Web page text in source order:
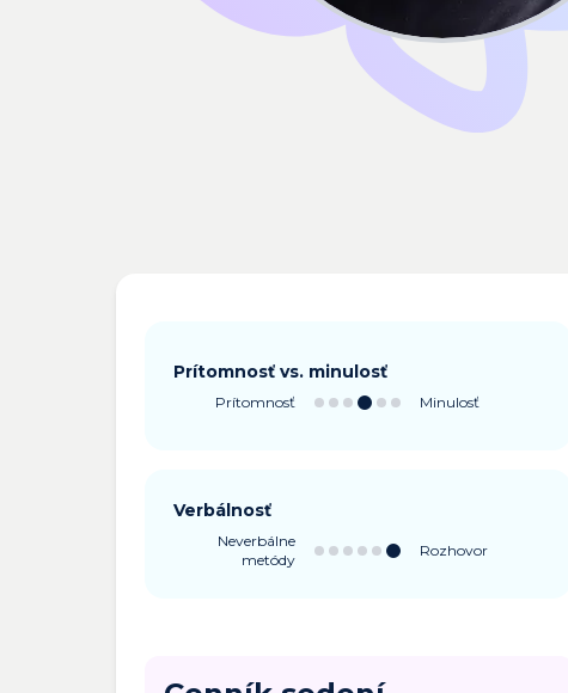
Prítomnosť vs. minulosť
Prítomnosť Minulosť
Verbálnosť
Neverbálne
metódy
Rozhovor